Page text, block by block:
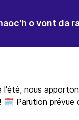
o vont da
nous
🗓️ Parution prévue